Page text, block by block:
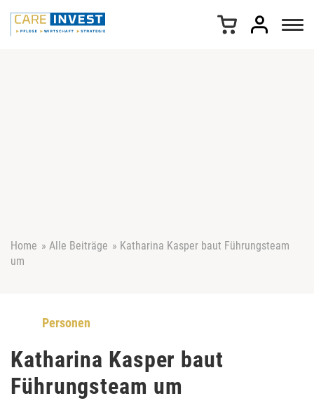
Home » Alle Beiträge » Katharina Kasper baut Führungsteam
um
Personen
Katharina Kasper baut
Führungsteam um